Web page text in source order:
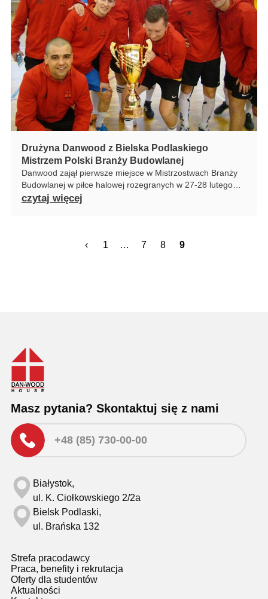
Drużyna Danwood z Bielska Podlaskiego
Mistrzem Polski Branży Budowlanej
Danwood zajął pierwsze miejsce w Mistrzostwach Branży
Budowlanej w piłce halowej rozegranych w 27-28 lutego…
czytaj więcej
‹ 1 … 7 8 9
Masz pytania? Skontaktuj się z nami
+48 (85) 730-00-00
Białystok,
ul. K. Ciołkowskiego 2/2a
Bielsk Podlaski,
ul. Brańska 132
Strefa pracodawcy
Praca, benefity i rekrutacja
Oferty dla studentów
Aktualności